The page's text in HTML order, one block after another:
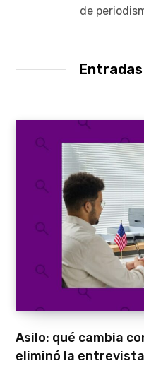
de
Asilo: qué cambia
eliminó la entrevista